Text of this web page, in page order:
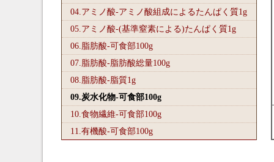
04.アミノ酸-アミノ酸組成によるたんぱく質1g
05.アミノ酸-(基準窒素による)たんぱく質1g
06.脂肪酸-可食部100g
07.脂肪酸-脂肪酸総量100g
08.脂肪酸-脂質1g
09.炭水化物-可食部100g
10.食物繊維-可食部100g
11.有機酸-可食部100g